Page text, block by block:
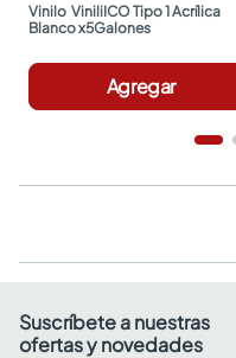
Vinilo  ViniliICO Tipo 1 Acrílica
Blanco x5Galones
Agregar
Suscríbete a nuestras
ofertas y novedades